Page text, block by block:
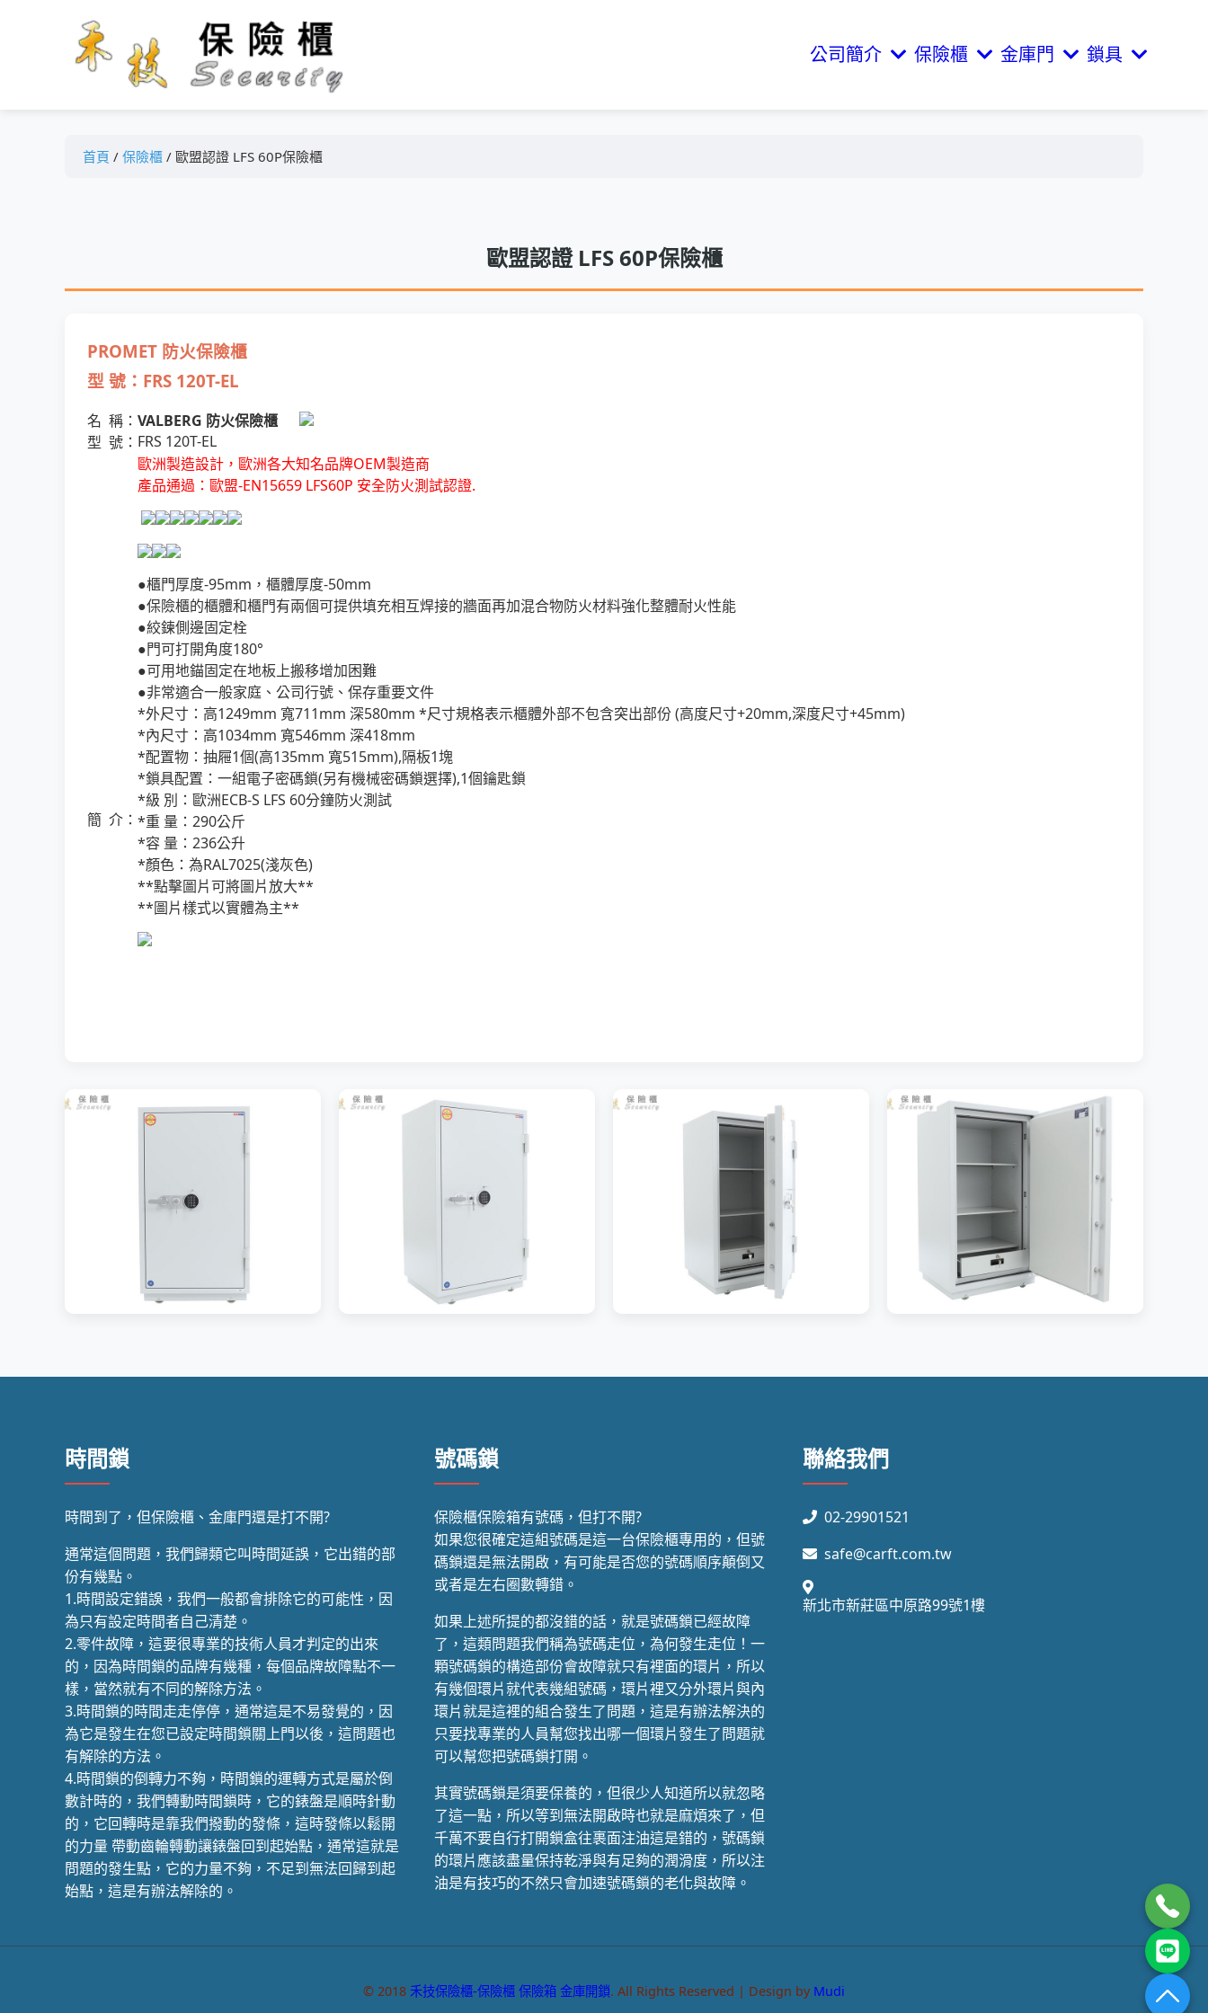
公司簡介 保險櫃 金庫門 鎖具
首頁 / 保險櫃 / 歐盟認證 LFS 60P保險櫃
歐盟認證 LFS 60P保險櫃
PROMET 防火保險櫃
型 號：FRS 120T-EL
名 稱： VALBERG 防火保險櫃
型 號： FRS 120T-EL
簡 介：
歐洲製造設計，歐洲各大知名品牌OEM製造商
產品通過：歐盟-EN15659 LFS60P 安全防火測試認證.
●櫃門厚度-95mm，櫃體厚度-50mm
●保險櫃的櫃體和櫃門有兩個可提供填充相互焊接的牆面再加混合物防火材料強化整體耐火性能
●絞鍊側邊固定栓
●門可打開角度180°
●可用地錨固定在地板上搬移增加困難
●非常適合一般家庭、公司行號、保存重要文件
*外尺寸：高1249mm 寬711mm 深580mm *尺寸規格表示櫃體外部不包含突出部份 (高度尺寸+20mm,深度尺寸+45mm)
*內尺寸：高1034mm 寬546mm 深418mm
*配置物：抽屜1個(高135mm 寬515mm),隔板1塊
*鎖具配置：一組電子密碼鎖(另有機械密碼鎖選擇),1個鑰匙鎖
*級 別：歐洲ECB-S LFS 60分鐘防火測試
*重 量：290公斤
*容 量：236公升
*顏色：為RAL7025(淺灰色)
**點擊圖片可將圖片放大**
**圖片樣式以實體為主**
時間鎖
時間到了，但保險櫃、金庫門還是打不開?
通常這個問題，我們歸類它叫時間延誤，它出錯的部
份有幾點。
1.時間設定錯誤，我們一般都會排除它的可能性，因
為只有設定時間者自己清楚。
2.零件故障，這要很專業的技術人員才判定的出來
的，因為時間鎖的品牌有幾種，每個品牌故障點不一
樣，當然就有不同的解除方法。
3.時間鎖的時間走走停停，通常這是不易發覺的，因
為它是發生在您已設定時間鎖關上門以後，這問題也
有解除的方法。
4.時間鎖的倒轉力不夠，時間鎖的運轉方式是屬於倒
數計時的，我們轉動時間鎖時，它的錶盤是順時針動
的，它回轉時是靠我們撥動的發條，這時發條以鬆開
的力量 帶動齒輪轉動讓錶盤回到起始點，通常這就是
問題的發生點，它的力量不夠，不足到無法回歸到起
始點，這是有辦法解除的。
號碼鎖
保險櫃保險箱有號碼，但打不開?
如果您很確定這組號碼是這一台保險櫃專用的，但號
碼鎖還是無法開啟，有可能是否您的號碼順序顛倒又
或者是左右圈數轉錯。
如果上述所提的都沒錯的話，就是號碼鎖已經故障
了，這類問題我們稱為號碼走位，為何發生走位！一
顆號碼鎖的構造部份會故障就只有裡面的環片，所以
有幾個環片就代表幾組號碼，環片裡又分外環片與內
環片就是這裡的組合發生了問題，這是有辦法解決的
只要找專業的人員幫您找出哪一個環片發生了問題就
可以幫您把號碼鎖打開。
其實號碼鎖是須要保養的，但很少人知道所以就忽略
了這一點，所以等到無法開啟時也就是麻煩來了，但
千萬不要自行打開鎖盒往裹面注油這是錯的，號碼鎖
的環片應該盡量保持乾淨與有足夠的潤滑度，所以注
油是有技巧的不然只會加速號碼鎖的老化與故障。
聯絡我們
02-29901521
safe@carft.com.tw
新北市新莊區中原路99號1樓
© 2018 禾技保險櫃-保險櫃 保險箱 金庫開鎖. All Rights Reserved | Design by Mudi